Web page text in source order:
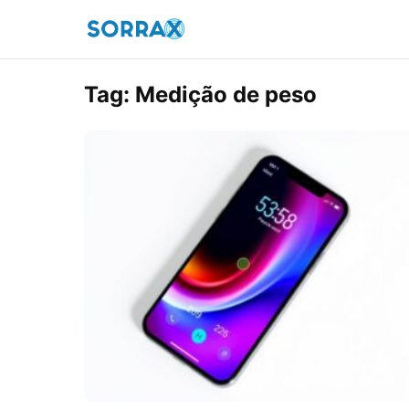
Tag: Medição de peso